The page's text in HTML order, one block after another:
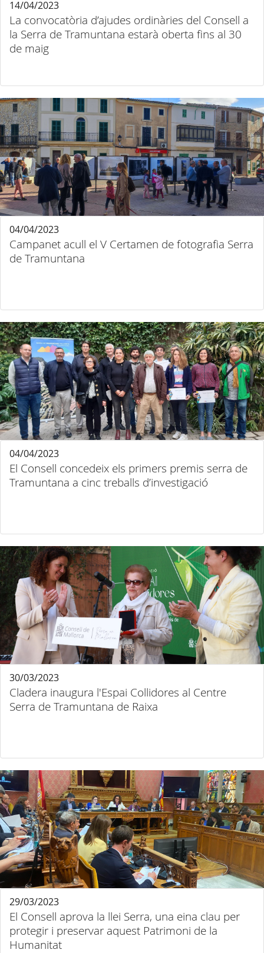
La convocatòria d’ajudes ordinàries del Consell a
la Serra de Tramuntana estarà oberta fins al 30
de maig
14/04/2023
Campanet acull el V Certamen de fotografia Serra
de Tramuntana
04/04/2023
El Consell concedeix els primers premis serra de
Tramuntana a cinc treballs d’investigació
04/04/2023
Cladera inaugura l'Espai Collidores al Centre
Serra de Tramuntana de Raixa
30/03/2023
El Consell aprova la llei Serra, una eina clau per
protegir i preservar aquest Patrimoni de la
Humanitat
29/03/2023